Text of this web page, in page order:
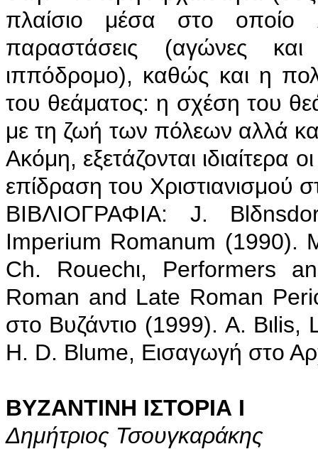
πλαίσιο μέσα στο οποίο
παραστάσεις (αγώνες
ιππόδρομο), καθώς και η
του θεάματος: η σχέση του
με τη ζωή των πόλεων αλλά
Ακόμη, εξετάζονται ιδιαίτερα
επίδραση του Χριστιανισμού
ΒΙΒΛΙΟΓΡΑΦΙΑ: J.
Imperium Romanum (1990).
Ch. Rouechι, Performers
Roman and Late Roman
στο Βυζάντιο (1999). A.
H. D. Blume, Εισαγωγή στο
ΒΥΖΑΝΤΙΝΗ ΙΣΤΟΡΙΑ Ι
Δημήτριος Τσουγκαράκης